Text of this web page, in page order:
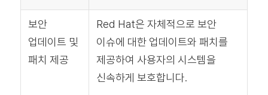
보안
업데이트 및
패치 제공
Red Hat은 자체적으로 보안
이슈에 대한 업데이트와 패치를
제공하여 사용자의 시스템을
신속하게 보호합니다.